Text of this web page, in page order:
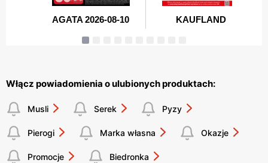
Włącz powiadomienia o ulubionych produktach:
Musli Serek Pyzy
Pierogi Marka własna Okazje
Promocje Biedronka